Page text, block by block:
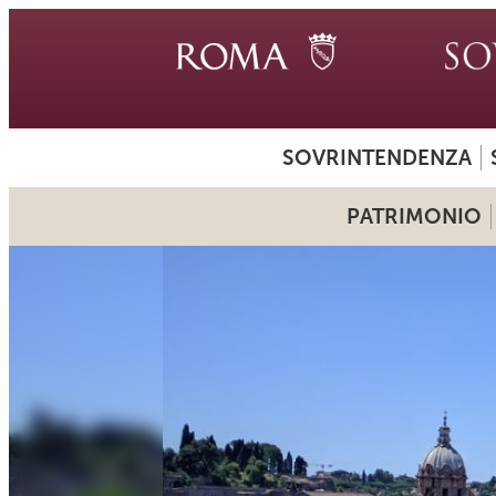
SOVRINTENDENZA
PATRIMONIO